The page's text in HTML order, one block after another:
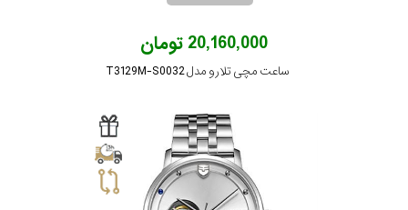
20,160,000 تومان
ساعت مچی تلارو مدل T3129M-S0032